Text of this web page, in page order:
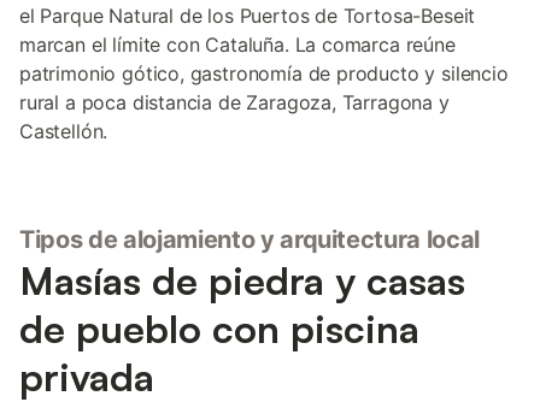
el Parque Natural de los Puertos de Tortosa-Beseit
marcan el límite con Cataluña. La comarca reúne
patrimonio gótico, gastronomía de producto y silencio
rural a poca distancia de Zaragoza, Tarragona y
Castellón.
Tipos de alojamiento y arquitectura local
Masías de piedra y casas
de pueblo con piscina
privada